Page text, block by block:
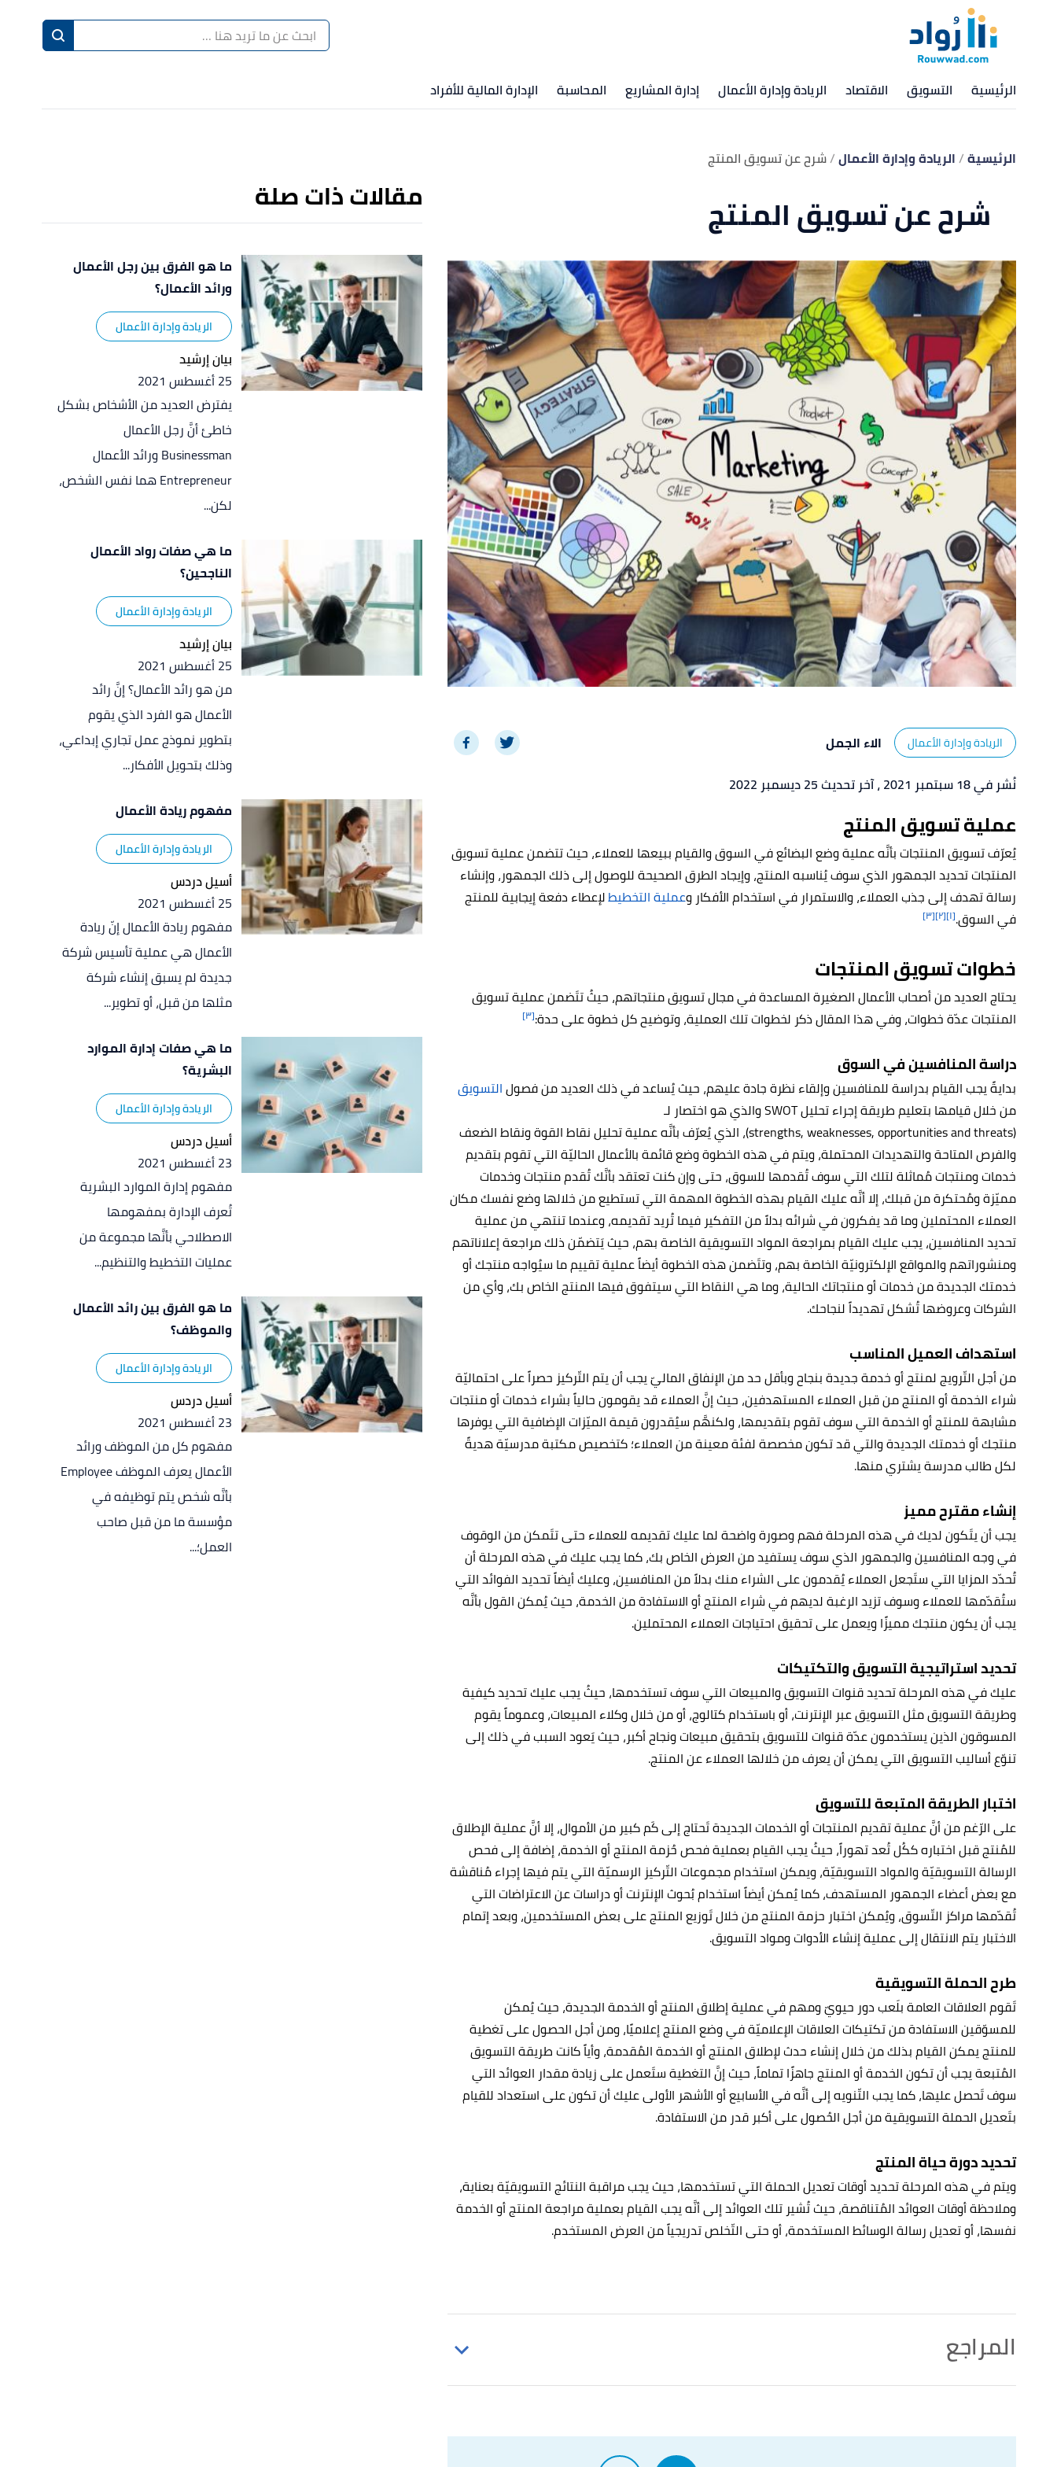
الرئيسية التسويق الاقتصاد الريادة وإدارة الأعمال إدارة المشاريع المحاسبة الإدارة المالية للأفراد
الرئيسية الريادة وإدارة الأعمال شرح عن تسويق المنتج
شرح عن تسويق المنتج
الريادة وإدارة الأعمال
الاء الجمل
نُشر في 18 سبتمبر 2021
، آخر تحديث 25 ديسمبر 2022
عملية تسويق المنتج
يُعرّف تسويق المنتجات بأنَّه عملية وضع البضائع في السوق والقيام ببيعها للعملاء، حيث تتضمن عملية تسويق
المنتجات تحديد الجمهور الذي سوف يُناسبه المنتج، وإيجاد الطرق الصحيحة للوصول إلى ذلك الجمهور، وإنشاء
رسالة تهدف إلى جذب العملاء، والاستمرار في استخدام الأفكار وعملية التخطيطلإعطاء دفعة إيجابية للمنتج
في السوق.[١] [٢] [٣]
خطوات تسويق المنتجات
يحتاج العديد من أصحاب الأعمال الصغيرة المساعدة في مجال تسويق منتجاتهم، حيثُ تتَضمن عملية تسويق
المنتجات عدّة خطوات، وفي هذا المقال ذكر لخطوات تلك العملية، وتوضيح كل خطوة على حدة:[٣]
دراسة المنافسين في السوق
بدايةً يجب القيام بدراسة للمنافسين وإلقاء نظرة جادة عليهم، حيث يُساعد في ذلك العديد من فصولالتسويق
من خلال قيامها بتعليم طريقة إجراء تحليل SWOT والذي هو اختصار لـ
(strengths, weaknesses, opportunities and threats)، الذي يُعرّف بأنَّه عملية تحليل نقاط القوة ونقاط الضعف
والفرص المتاحة والتهديدات المحتملة، ويتم في هذه الخطوة وضع قائمة بالأعمال الحاليّة التي تقوم بتقديم
خدمات ومنتجات مُماثلة لتلك التي سوف تُقدمها للسوق، حتى وإن كنت تعتقد بأنَّك تُقدم منتجات وخدمات
مميّزة ومُحتكرة من قبلك، إلا أنَّه عليك القيام بهذه الخطوة المهمة التي تستطيع من خلالها وضع نفسك مكان
العملاء المحتملين وما قد يفكرون في شرائه بدلاً من التفكير فيما تُريد تقديمه، وعندما تنتهي من عملية
تحديد المنافسين، يجب عليك القيام بمراجعة المواد التسويقية الخاصة بهم، حيث يَتضمّن ذلك مراجعة إعلاناتهم
ومنشوراتهم والمواقع الإلكترونيّة الخاصة بهم، وتتَضمن هذه الخطوة أيضاً عملية تقييم ما سيُواجه منتجك أو
خدمتك الجديدة من خدمات أو منتجاتك الحالية، وما هي النقاط التي سيتفوق فيها المنتج الخاص بك، وأي من
الشركات وعروضها تُشكل تهديداً لنجاحك.
استهداف العميل المناسب
من أجل التّرويج لمنتج أو خدمة جديدة بنجاح وبأقل حد من الإنفاق الماليّ يجب أن يتم التّركيز حصراً على احتماليّة
شراء الخدمة أو المنتج من قبل العملاء المستهدفين، حيث إنَّ العملاء قد يقومون حالياً بشراء خدمات أو منتجات
مشابهة للمنتج أو الخدمة التي سوف تقوم بتقديمها، ولكنهَّم سيُقدرون قيمة الميّزات الإضافية التي يوفرها
منتجك أو خدمتك الجديدة والتي قد تكون مخصصة لفئة معينة من العملاء؛ كتخصيص مكتبة مدرسيّة هديةً
لكل طالب مدرسة يشتري منها.
إنشاء مقترح مميز
يجب أن يتَكون لديك في هذه المرحلة فهم وصورة واضحة لما عليك تقديمه للعملاء حتى تتَمكن من الوقوف
في وجه المنافسين والجمهور الذي سوف يستفيد من العرض الخاص بك، كما يجب عليك في هذه المرحلة أن
تُحدّد المزايا التي ستَجعل العملاء يُقدمون على الشراء منك بدلاً من المنافسين، وعليك أيضاً تحديد الفوائد التي
ستُقدّمها للعملاء وسوف تزيد الرغبة لديهم في شراء المنتج أو الاستفادة من الخدمة، حيث يُمكن القول بأنَّه
يجب أن يكون منتجك مميزًا ويعمل على تحقيق احتياجات العملاء المحتملين.
تحديد استراتيجية التسويق والتكتيكات
عليك في هذه المرحلة تحديد قنوات التسويق والمبيعات التي سوف تستخدمها، حيثُ يجب عليك تحديد كيفية
وطريقة التسويق مثل التسويق عبر الإنترنت، أو باستخدام كتالوج، أو من خلال وكلاء المبيعات، وعموماً يقوم
المسوقون الذين يستخدمون عدّة قنوات للتسويق بتحقيق مبيعات ونجاح أكبر، حيث يَعود السبب في ذلك إلى
تنوّع أساليب التسويق التي يمكن أن يعرف من خلالها العملاء عن المنتج.
اختبار الطريقة المتبعة للتسويق
على الرّغم من أنَّ عملية تقديم المنتجات أو الخدمات الجديدة تَحتاج إلى كَم كبير من الأموال، إلا أنَّ عملية الإطلاق
للمُنتج قبل اختباره ككُل تُعد تهوراً، حيثُ يجب القيام بعملية فحص حُزمة المنتج أو الخدمة، إضافة إلى فحص
الرسالة التسويقيّة والمواد التسويقيّة، ويمكن استخدام مجموعات التّركيز الرسميّة التي يتم فيها إجراء مُناقشة
مع بعض أعضاء الجمهور المستهدف، كما يُمكن أيضاً استخدام بُحوث الإنترنت أو دراسات عن الاعتراضات التي
تُقدّمها مراكز التّسوق، ويُمكن اختبار حزمة المنتج من خلال تَوزيع المنتج على بعض المستخدمين، وبعد إتمام
الاختبار يتم الانتقال إلى عملية إنشاء الأدوات ومواد التسويق.
طرح الحملة التسويقية
تَقوم العلاقات العامة بلَعب دور حيويّ ومهم في عملية إطلاق المنتج أو الخدمة الجديدة، حيث يُمكن
للمسوّقين الاستفادة من تكتيكات العلاقات الإعلاميّة في وضع المنتج إعلاميًا، ومن أجل الحصول على تغطية
للمنتج يمكن القيام بذلك من خلال إنشاء حدث لإطلاق المنتج أو الخدمة المُقدمة، وأياً كانت طريقة التسويق
المُتبعة يجب أن تكون الخدمة أو المنتج جاهزًا تماماً، حيث إنَّ التغطية ستَعمل على زيادة مقدار العوائد التي
سوف تَحصل عليها، كما يجب التّنويه إلى أنَّه في الأسابيع أو الأشهر الأولى عليك أن تكون على استعداد للقيام
بتَعديل الحملة التسويقية من أجل الحُصول على أكبر قدر من الاستفادة.
تحديد دورة حياة المنتج
ويتم في هذه المرحلة تحديد أوقات تعديل الحملة التي تستخدمها، حيث يجب مراقبة النتائج التسويقيّة بعناية،
وملاحظة أوقات العوائد المُتناقصة، حيث تُشير تلك العوائد إلى أنَّه يجب القيام بعملية مراجعة المنتج أو الخدمة
نفسها، أو تعديل رسالة الوسائط المستخدمة، أو حتى التّخلص تدريجياً من العرض المستخدم.
المراجع
Tamara Monosoff (29/5/2007),"How To Market A New Product"
مقالات ذات صلة
ما هو الفرق بين رجل الأعمال
ورائد الأعمال؟
الريادة وإدارة الأعمال
بيان إرشيد
25 أغسطس 2021
يفترض العديد من الأشخاص بشكل
خاطئ أنَّ رجل الأعمال
Businessman ورائد الأعمال
Entrepreneur هما نفس الشخص،
لكن...
ما هي صفات رواد الأعمال
الناجحين؟
الريادة وإدارة الأعمال
بيان إرشيد
25 أغسطس 2021
من هو رائد الأعمال؟ إنَّ رائد
الأعمال هو الفرد الذي يقوم
بتطوير نموذج عمل تجاري إبداعي،
وذلك بتحويل الأفكار...
مفهوم ريادة الأعمال
الريادة وإدارة الأعمال
أسيل دردس
25 أغسطس 2021
مفهوم ريادة الأعمال إنّ ريادة
الأعمال هي عملية تأسيس شركة
جديدة لم يسبق إنشاء شركة
مثلها من قبل، أو تطوير...
ما هي صفات إدارة الموارد
البشرية؟
الريادة وإدارة الأعمال
أسيل دردس
23 أغسطس 2021
مفهوم إدارة الموارد البشرية
تُعرف الإدارة بمفهومها
الاصطلاحي بأنَّها مجموعة من
عمليات التخطيط والتنظيم...
ما هو الفرق بين رائد الأعمال
والموظف؟
الريادة وإدارة الأعمال
أسيل دردس
23 أغسطس 2021
مفهوم كل من الموظف ورائد
الأعمال يعرف الموظف Employee
بأنَّه شخص يتم توظيفه في
مؤسسة ما من قبل صاحب
العمل؛...